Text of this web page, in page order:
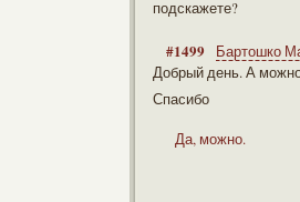
подскажете?
#1499
Бартошко
Добрый день. А
Спасибо
Да, можно.